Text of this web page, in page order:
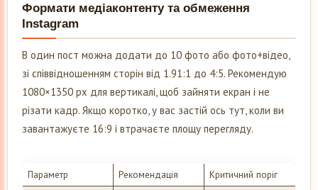
Формати медіаконтенту та обмеження
Instagram
В один пост можна додати до 10 фото або фото+відео,
зі співвідношенням сторін від 1.91:1 до 4:5. Рекомендую
1080×1350 px для вертикалі, щоб зайняти екран і не
різати кадр. Якщо коротко, у вас застій ось тут, коли ви
завантажуєте 16:9 і втрачаєте площу перегляду.
Параметр Рекомендація
Критичний поріг